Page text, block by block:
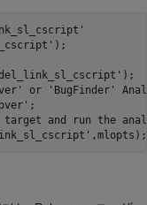
or 'BugFinder'
target and run the
,mlopts);